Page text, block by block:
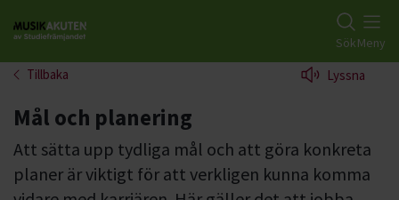
Gå till studiefrämjandets startsida SökMeny
Tillbaka Lyssna
Mål och planering
Att sätta upp tydliga mål och att göra konkreta
planer är viktigt för att verkligen kunna komma